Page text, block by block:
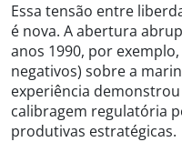
Essa tensão entre
é nova. A abertura
anos 1990, por
negativos) sobre a
experiência
calibragem regulatória
produtivas estratégicas.